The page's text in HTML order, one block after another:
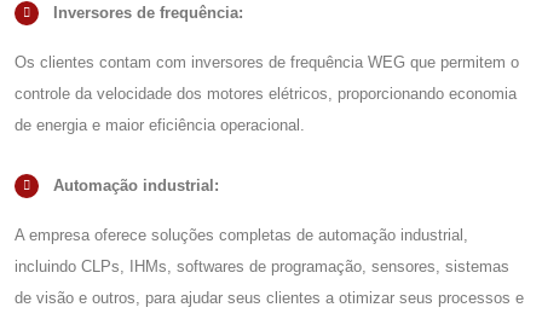
Inversores de frequência:
Os clientes contam com inversores de frequência WEG que permitem o
controle da velocidade dos motores elétricos, proporcionando economia
de energia e maior eficiência operacional.
Automação industrial:
A empresa oferece soluções completas de automação industrial,
incluindo CLPs, IHMs, softwares de programação, sensores, sistemas
de visão e outros, para ajudar seus clientes a otimizar seus processos e